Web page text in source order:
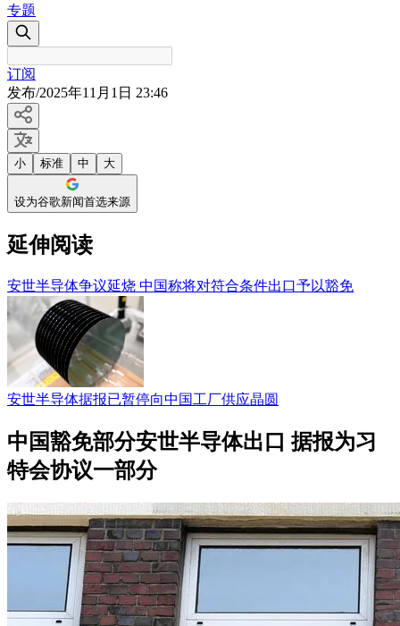
专题
订阅
发布/2025年11月1日 23:46
小 标准 中 大
设为谷歌新闻首选来源
延伸阅读
安世半导体争议延烧 中国称将对符合条件出口予以豁免
安世半导体据报已暂停向中国工厂供应晶圆
中国豁免部分安世半导体出口 据报为习
特会协议一部分